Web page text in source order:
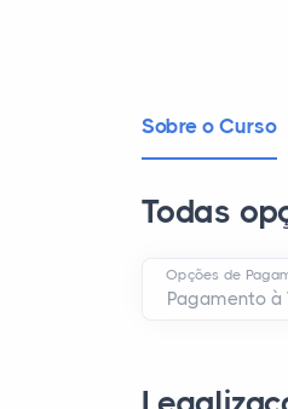
Sobre o Curso
Todas
Opções de